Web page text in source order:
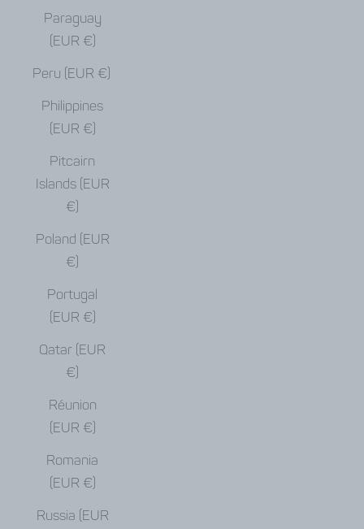
Paraguay
(EUR €)
Peru (EUR €)
Philippines
(EUR €)
Pitcairn
Islands (EUR
€)
Poland (EUR
€)
Portugal
(EUR €)
Qatar (EUR
€)
Réunion
(EUR €)
Romania
(EUR €)
Russia (EUR